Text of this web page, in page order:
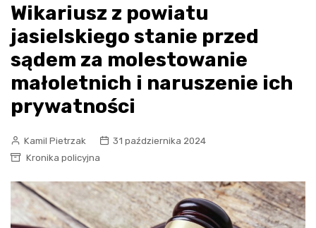
Wikariusz z powiatu
jasielskiego stanie przed
sądem za molestowanie
małoletnich i naruszenie ich
prywatności
Kamil Pietrzak
31 października 2024
Kronika policyjna